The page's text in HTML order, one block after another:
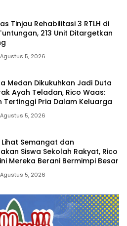
Tinjau Rehabilitasi 3 RTLH di
213 Unit Ditargetkan
Agustus 5, 2026
Medan Dikukuhkan Jadi Duta
Ayah Teladan, Rico Waas:
Tertinggi Pria Dalam Keluarga
Agustus 5, 2026
Semangat dan
Siswa Sekolah Rakyat, Rico
Mereka Berani Bermimpi Besar
Agustus 5, 2026